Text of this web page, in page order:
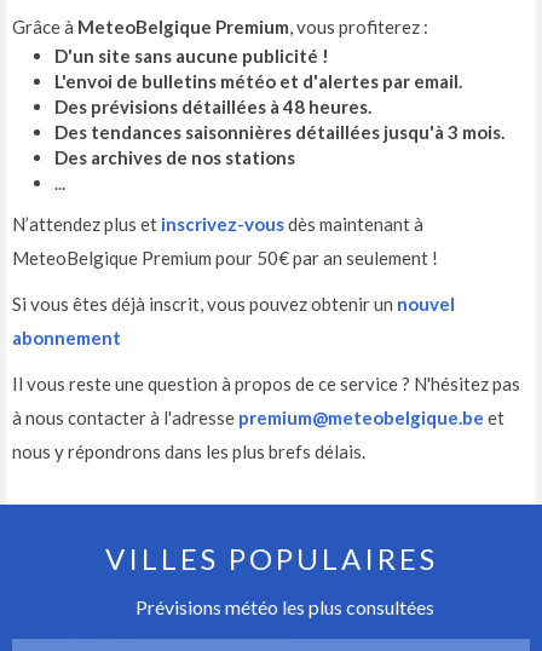
Grâce à MeteoBelgique Premium, vous profiterez :
D'un site sans aucune publicité !
L'envoi de bulletins météo et d'alertes par email.
Des prévisions détaillées à 48 heures.
Des tendances saisonnières détaillées jusqu'à 3 mois.
Des archives de nos stations
...
N’attendez plus et inscrivez-vousdès maintenant à
MeteoBelgique Premium pour 50€ par an seulement !
Si vous êtes déjà inscrit, vous pouvez obtenir un nouvel
abonnement
Il vous reste une question à propos de ce service ? N'hésitez pas
à nous contacter à l'adresse premium@meteobelgique.be et
nous y répondrons dans les plus brefs délais.
VILLES POPULAIRES
Prévisions météo les plus consultées